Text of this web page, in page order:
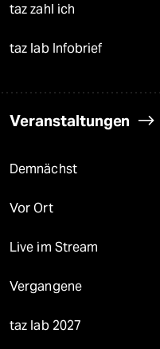
taz zahl ich
taz lab Infobrief
Veranstaltungen
Demnächst
Vor Ort
Live im Stream
Vergangene
taz lab 2027